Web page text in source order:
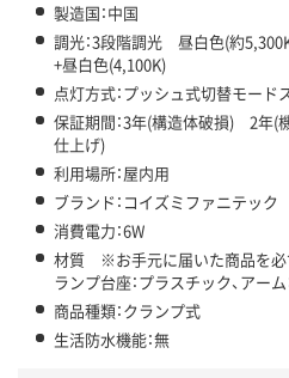
製造国：中国
調光：3段階調光 昼白色(約
+昼白色(4,100K)
点灯方式：プッシュ式切替モード
保証期間：3年(構造体破損) 2年(
仕上げ)
利用場所：屋内用
ブランド：コイズミファニテック
消費電力：6W
材質 ※お手元に届いた商品を必
ランプ台座：プラスチック、アー
商品種類：クランプ式
生活防水機能：無